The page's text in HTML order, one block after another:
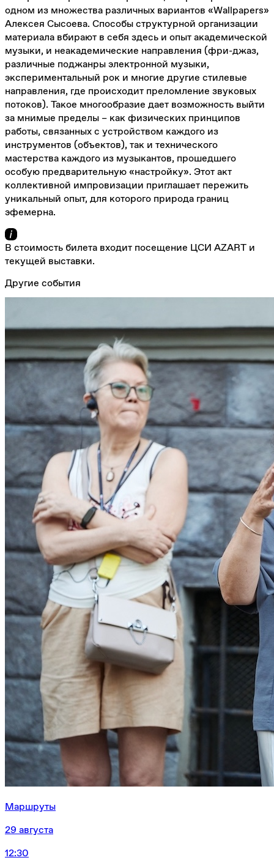
одном из множества различных вариантов «Wallpapers»
Алексея Сысоева. Способы структурной организации
материала вбирают в себя здесь и опыт академической
музыки, и неакадемические направления (фри-джаз,
различные поджанры электронной музыки,
экспериментальный рок и многие другие стилевые
направления, где происходит преломление звуковых
потоков). Такое многообразие дает возможность выйти
за мнимые пределы – как физических принципов
работы, связанных с устройством каждого из
инструментов (объектов), так и технического
мастерства каждого из музыкантов, прошедшего
особую предварительную «настройку». Этот акт
коллективной импровизации приглашает пережить
уникальный опыт, для которого природа границ
эфемерна.
В стоимость билета входит посещение ЦСИ AZART и
текущей выставки.
Другие события
Маршруты
29 августа
12:30